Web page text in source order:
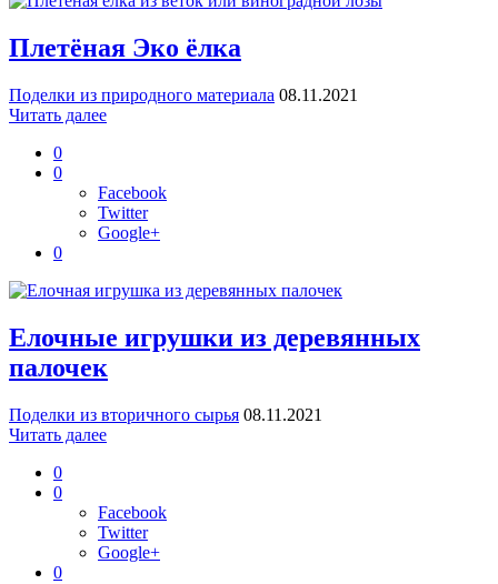
Плетёная Эко ёлка
Поделки из природного материала 08.11.2021
Читать далее
0
0
Facebook
Twitter
Google+
0
Елочные игрушки из деревянных
палочек
Поделки из вторичного сырья 08.11.2021
Читать далее
0
0
Facebook
Twitter
Google+
0